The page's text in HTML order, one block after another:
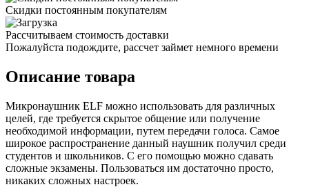
Скидки постоянным покупателям
Рассчитываем стоимость доставки
Пожалуйста подождите, рассчет займет немного времени
Описание товара
Микронаушник ELF можно использовать для различных
целей, где требуется скрытое общение или получение
необходимой информации, путем передачи голоса. Самое
широкое распространение данный наушник получил среди
студентов и школьников. С его помощью можно сдавать
сложные экзамены. Пользоваться им достаточно просто,
никаких сложных настроек.